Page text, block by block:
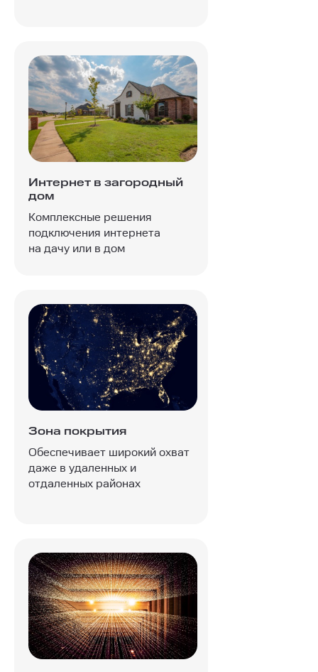
Интернет в загородный
дом
Комплексные решения
подключения интернета
на дачу или в дом
Зона покрытия
Обеспечивает широкий охват
даже в удаленных и
отдаленных районах